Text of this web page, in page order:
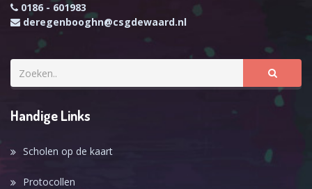
0186 - 601983
deregenbooghn@csgdewaard.nl
Handige Links
Scholen op de kaart
Protocollen